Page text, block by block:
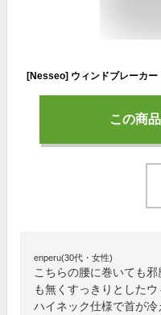
この商
enperu(30代・女性)
こちらの腰に巻いても
も無くすっきりとしたウ
ハイネック仕様で首が